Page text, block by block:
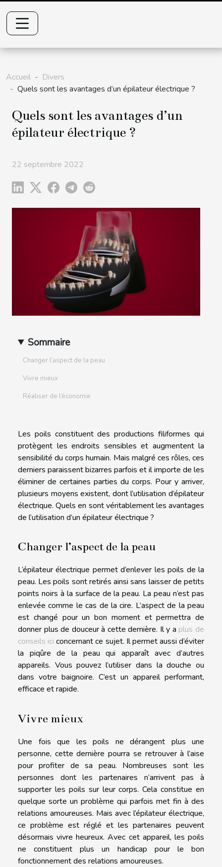
Accueil
Divers
Quels sont les avantages d’un épilateur électrique ?
Quels sont les avantages d’un
épilateur électrique ?
22 septembre 2022
Sommaire
Changer l’aspect de la peau
Vivre mieux
Réaliser de l’économie
Les poils constituent des productions filiformes qui
protègent les endroits sensibles et augmentent la
sensibilité du corps humain. Mais malgré ces rôles, ces
derniers paraissent bizarres parfois et il importe de les
éliminer de certaines parties du corps. Pour y arriver,
plusieurs moyens existent, dont l’utilisation d’épilateur
électrique. Quels en sont véritablement les avantages
de l’utilisation d’un épilateur électrique ?
Changer l’aspect de la peau
L’épilateur électrique permet d’enlever les poils de la
peau. Les poils sont retirés ainsi sans laisser de petits
points noirs à la surface de la peau. La peau n’est pas
enlevée comme le cas de la cire. L’aspect de la peau
est changé pour un bon moment et permettra de
donner plus de douceur à cette dernière. Il y a plus de
conseils ici concernant ce sujet. Il permet aussi d’éviter
la piqûre de la peau qui apparaît avec d’autres
appareils. Vous pouvez l’utiliser dans la douche ou
dans votre baignoire. C’est un appareil performant,
efficace et rapide.
Vivre mieux
Une fois que les poils ne dérangent plus une
personne, cette dernière pourra se retrouver à l’aise
pour profiter de sa peau. Nombreuses sont les
personnes dont les partenaires n’arrivent pas à
supporter les poils sur leur corps. Cela constitue en
quelque sorte un problème qui parfois met fin à des
relations amoureuses. Mais avec l’épilateur électrique,
ce problème est réglé et les partenaires peuvent
désormais vivre heureux. Avec cet appareil, les poils
ne constituent plus un handicap pour le bon
fonctionnement des relations amoureuses.